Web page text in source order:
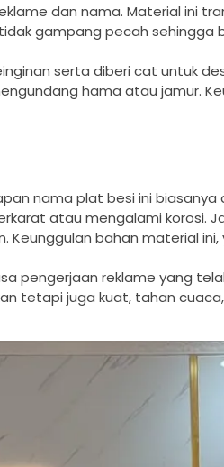
dan nama. Material ini
gampang pecah sehingga
serta diberi cat untuk
hama atau jamur.
nama plat besi ini
atau mengalami korosi.
bahan material
pengerjaan reklame yang
tetapi juga kuat, tahan